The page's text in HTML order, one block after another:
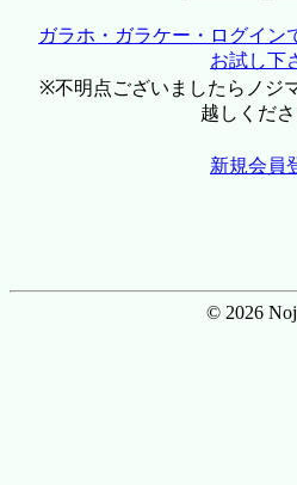
ガラホ・ガラケー・ログイン
お試し下
※不明点ございましたらノジ
越しくださ
新規会員
© 2026